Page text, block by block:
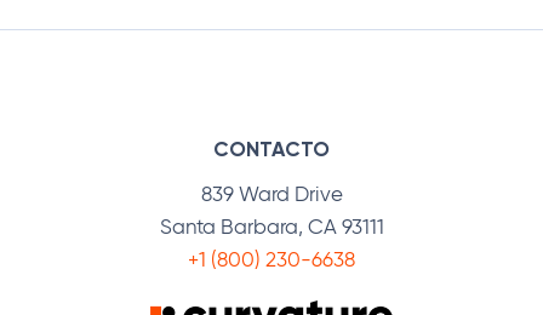
CONTACTO
839 Ward Drive
Santa Barbara, CA 93111
+1 (800) 230-6638